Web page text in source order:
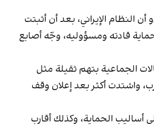
النظام الإيراني، بعد أن أثبتت
قادته ومسؤوليه، وجّه أصابع
الجماعية بتهم ثقيلة مثل
واشتدت أكثر بعد إعلان وقف
الحماية، وكذلك أقارب